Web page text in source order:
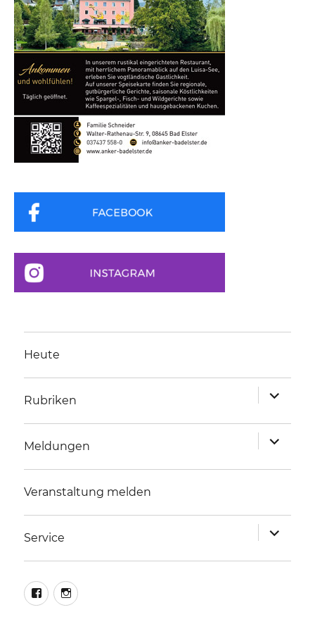
Heute
Rubriken
anzeigen
Meldungen
anzeigen
Veranstaltung melden
Service
anzeigen
facebookinstagram